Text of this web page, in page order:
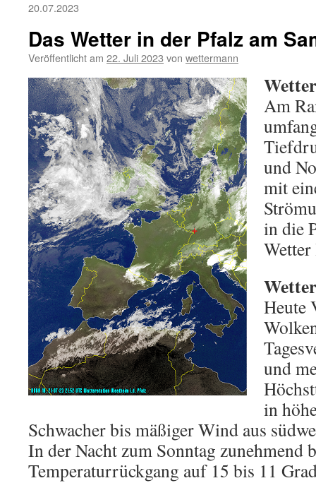
20.07.2023
Das Wetter in der Pfalz am
Veröffentlicht am 22. Juli 2023 von wettermann
Am
und
mit
in die
Heute
und
in
Schwacher bis mäßiger Wind aus
In der Nacht zum Sonntag zunehmend
Temperaturrückgang auf 15 bis 11